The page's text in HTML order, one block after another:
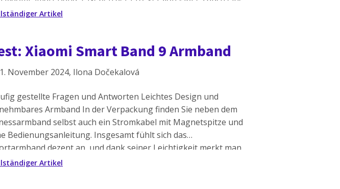
Version mit einem schmaleren Funktionsspektrum,
Artikel
Xiaomi Smart Band 9 Armband
1. November 2024, Ilona Dočekalová
gestellte Fragen und Antworten Leichtes Design und
Armband In der Verpackung finden Sie neben dem
selbst auch ein Stromkabel mit Magnetspitze und
Bedienungsanleitung. Insgesamt fühlt sich das
dezent an, und dank seiner Leichtigkeit merkt man
einmal, dass man es trägt. Was die Qualität betrifft, hat
Artikel